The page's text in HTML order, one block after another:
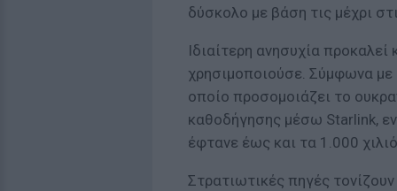
δύσκολο με βάση τις μέχρι
Ιδιαίτερη ανησυχία
χρησιμοποιούσε. Σύμφωνα
οποίο προσομοιάζει το
καθοδήγησης μέσω Starlink,
έφτανε έως και τα 1.000
Στρατιωτικές πηγές